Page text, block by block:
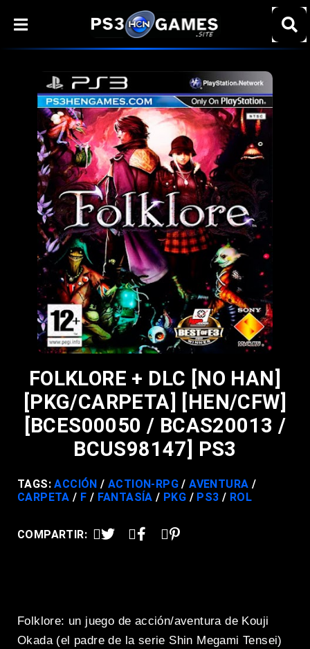
FOLKLORE + DLC [NO HAN]
[PKG/CARPETA] [HEN/CFW]
[BCES00050 / BCAS20013 /
BCUS98147] PS3
TAGS:ACCIÓN ACTION-RPG
AVENTURA
CARPETA
F FANTASÍA PKG PS3 ROL
COMPARTIR:
Folklore: un juego de acción/aventura de Kouji
Okada (el padre de la serie Shin Megami Tensei)